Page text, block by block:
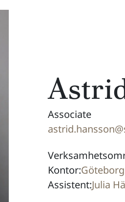
Associate
Kontor:Göteborg
Assistent:Julia